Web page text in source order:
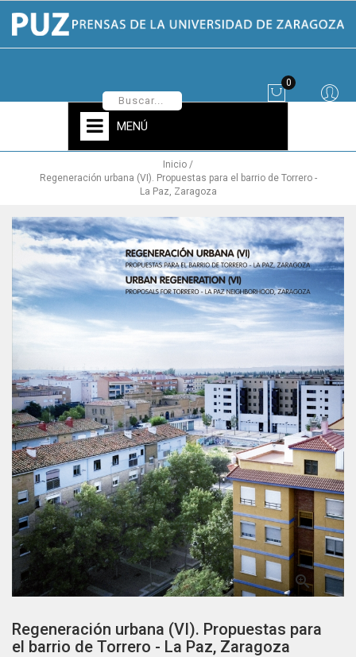
0
MENÚ
Inicio
Regeneración urbana (VI). Propuestas para el barrio de Torrero -
La Paz, Zaragoza

Regeneración urbana (VI). Propuestas para
el barrio de Torrero - La Paz, Zaragoza